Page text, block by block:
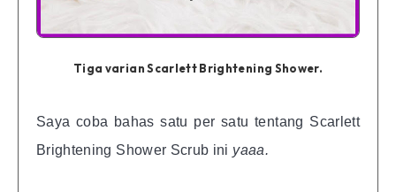
Tiga varian Scarlett Brightening Shower.
Saya coba bahas satu per satu tentang Scarlett
Brightening Shower Scrub ini yaaa.